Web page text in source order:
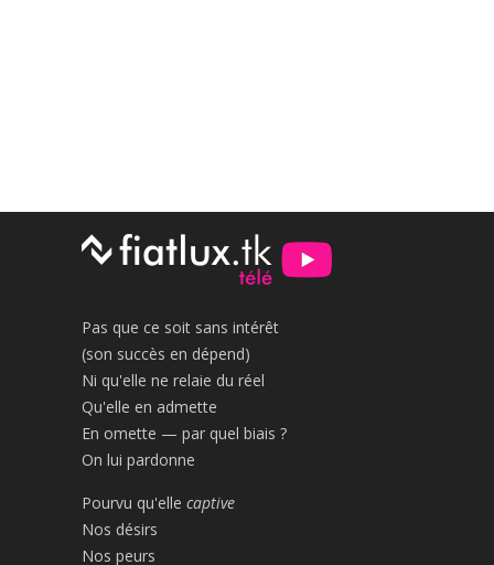
Pas que ce soit sans intérêt
(son succès en dépend)
Ni qu'elle ne relaie du réel
Qu'elle en admette
En omette — par quel biais ?
On lui pardonne
Pourvu qu'elle captive
Nos désirs
Nos peurs